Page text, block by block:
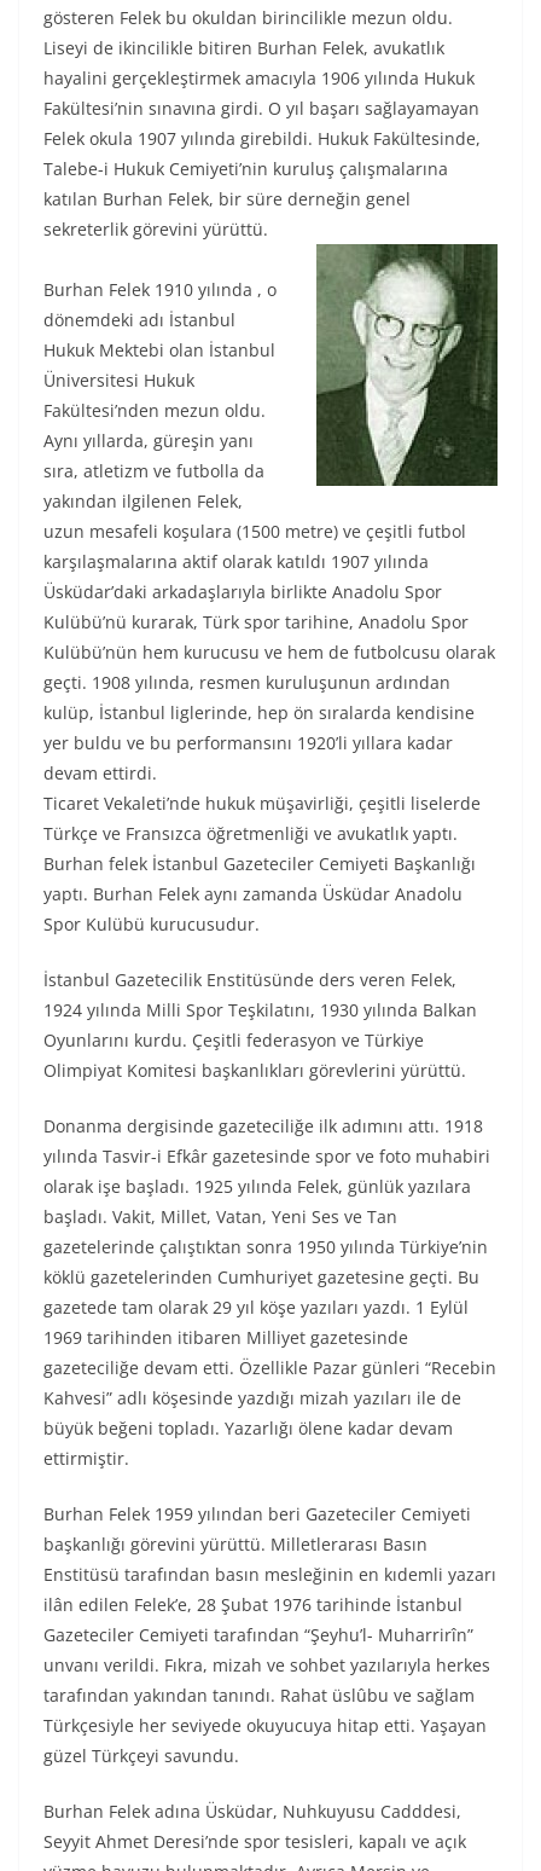
gösteren Felek bu okuldan birincilikle mezun oldu.
Liseyi de ikincilikle bitiren Burhan Felek, avukatlık
hayalini gerçekleştirmek amacıyla 1906 yılında Hukuk
Fakültesi’nin sınavına girdi. O yıl başarı sağlayamayan
Felek okula 1907 yılında girebildi. Hukuk Fakültesinde,
Talebe-i Hukuk Cemiyeti’nin kuruluş çalışmalarına
katılan Burhan Felek, bir süre derneğin genel
sekreterlik görevini yürüttü.
Burhan Felek 1910 yılında , o
dönemdeki adı İstanbul
Hukuk Mektebi olan İstanbul
Üniversitesi Hukuk
Fakültesi’nden mezun oldu.
Aynı yıllarda, güreşin yanı
sıra, atletizm ve futbolla da
yakından ilgilenen Felek,
uzun mesafeli koşulara (1500 metre) ve çeşitli futbol
karşılaşmalarına aktif olarak katıldı 1907 yılında
Üsküdar’daki arkadaşlarıyla birlikte Anadolu Spor
Kulübü’nü kurarak, Türk spor tarihine, Anadolu Spor
Kulübü’nün hem kurucusu ve hem de futbolcusu olarak
geçti. 1908 yılında, resmen kuruluşunun ardından
kulüp, İstanbul liglerinde, hep ön sıralarda kendisine
yer buldu ve bu performansını 1920’li yıllara kadar
devam ettirdi.
Ticaret Vekaleti’nde hukuk müşavirliği, çeşitli liselerde
Türkçe ve Fransızca öğretmenliği ve avukatlık yaptı.
Burhan felek İstanbul Gazeteciler Cemiyeti Başkanlığı
yaptı. Burhan Felek aynı zamanda Üsküdar Anadolu
Spor Kulübü kurucusudur.
İstanbul Gazetecilik Enstitüsünde ders veren Felek,
1924 yılında Milli Spor Teşkilatını, 1930 yılında Balkan
Oyunlarını kurdu. Çeşitli federasyon ve Türkiye
Olimpiyat Komitesi başkanlıkları görevlerini yürüttü.
Donanma dergisinde gazeteciliğe ilk adımını attı. 1918
yılında Tasvir-i Efkâr gazetesinde spor ve foto muhabiri
olarak işe başladı. 1925 yılında Felek, günlük yazılara
başladı. Vakit, Millet, Vatan, Yeni Ses ve Tan
gazetelerinde çalıştıktan sonra 1950 yılında Türkiye’nin
köklü gazetelerinden Cumhuriyet gazetesine geçti. Bu
gazetede tam olarak 29 yıl köşe yazıları yazdı. 1 Eylül
1969 tarihinden itibaren Milliyet gazetesinde
gazeteciliğe devam etti. Özellikle Pazar günleri “Recebin
Kahvesi” adlı köşesinde yazdığı mizah yazıları ile de
büyük beğeni topladı. Yazarlığı ölene kadar devam
ettirmiştir.
Burhan Felek 1959 yılından beri Gazeteciler Cemiyeti
başkanlığı görevini yürüttü. Milletlerarası Basın
Enstitüsü tarafından basın mesleğinin en kıdemli yazarı
ilân edilen Felek’e, 28 Şubat 1976 tarihinde İstanbul
Gazeteciler Cemiyeti tarafından “Şeyhu’l- Muharrirîn”
unvanı verildi. Fıkra, mizah ve sohbet yazılarıyla herkes
tarafından yakından tanındı. Rahat üslûbu ve sağlam
Türkçesiyle her seviyede okuyucuya hitap etti. Yaşayan
güzel Türkçeyi savundu.
Burhan Felek adına Üsküdar, Nuhkuyusu Cadddesi,
Seyyit Ahmet Deresi’nde spor tesisleri, kapalı ve açık